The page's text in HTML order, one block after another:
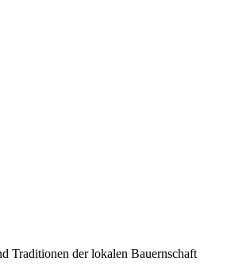
Traditionen der lokalen Bauernschaft